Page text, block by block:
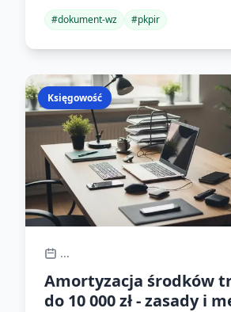
#dokument-wz #pkpir
Księgowość
...
Amortyzacja środków
do 10 000 zł - zasady i